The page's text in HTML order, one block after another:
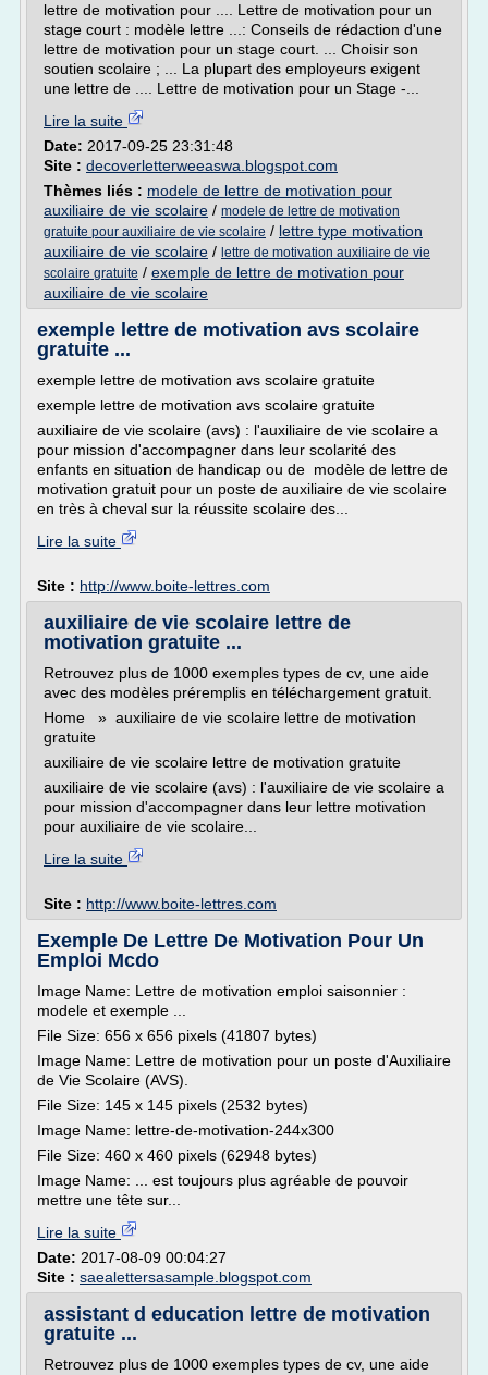
lettre de motivation pour .... Lettre de motivation pour un
stage court : modèle lettre ...: Conseils de rédaction d'une
lettre de motivation pour un stage court. ... Choisir son
soutien scolaire ; ... La plupart des employeurs exigent
une lettre de .... Lettre de motivation pour un Stage -...
Lire la suite
Date: 2017-09-25 23:31:48
Site : decoverletterweeaswa.blogspot.com
Thèmes liés : modele de lettre de motivation pour
auxiliaire de vie scolaire / modele de lettre de motivation
gratuite pour auxiliaire de vie scolaire / lettre type motivation
auxiliaire de vie scolaire / lettre de motivation auxiliaire de vie
scolaire gratuite / exemple de lettre de motivation pour
auxiliaire de vie scolaire
exemple lettre de motivation avs scolaire
gratuite ...
exemple lettre de motivation avs scolaire gratuite
exemple lettre de motivation avs scolaire gratuite
auxiliaire de vie scolaire (avs) : l'auxiliaire de vie scolaire a
pour mission d'accompagner dans leur scolarité des
enfants en situation de handicap ou de modèle de lettre de
motivation gratuit pour un poste de auxiliaire de vie scolaire
en très à cheval sur la réussite scolaire des...
Lire la suite
Site : http://www.boite-lettres.com
auxiliaire de vie scolaire lettre de
motivation gratuite ...
Retrouvez plus de 1000 exemples types de cv, une aide
avec des modèles préremplis en téléchargement gratuit.
Home » auxiliaire de vie scolaire lettre de motivation
gratuite
auxiliaire de vie scolaire lettre de motivation gratuite
auxiliaire de vie scolaire (avs) : l'auxiliaire de vie scolaire a
pour mission d'accompagner dans leur lettre motivation
pour auxiliaire de vie scolaire...
Lire la suite
Site : http://www.boite-lettres.com
Exemple De Lettre De Motivation Pour Un
Emploi Mcdo
Image Name: Lettre de motivation emploi saisonnier :
modele et exemple ...
File Size: 656 x 656 pixels (41807 bytes)
Image Name: Lettre de motivation pour un poste d'Auxiliaire
de Vie Scolaire (AVS).
File Size: 145 x 145 pixels (2532 bytes)
Image Name: lettre-de-motivation-244x300
File Size: 460 x 460 pixels (62948 bytes)
Image Name: ... est toujours plus agréable de pouvoir
mettre une tête sur...
Lire la suite
Date: 2017-08-09 00:04:27
Site : saealettersasample.blogspot.com
assistant d education lettre de motivation
gratuite ...
Retrouvez plus de 1000 exemples types de cv, une aide